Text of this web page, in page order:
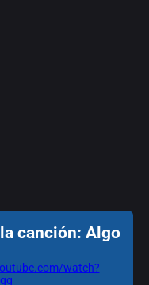
canción: Algo
watch?